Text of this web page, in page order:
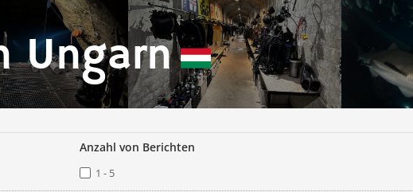
Ungarn
Anzahl von Berichten
1 - 5